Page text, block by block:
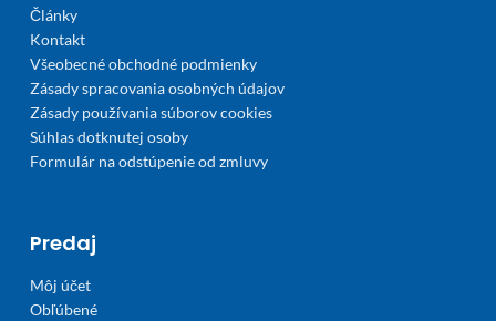
Články
Kontakt
Všeobecné obchodné podmienky
Zásady spracovania osobných údajov
Zásady používania súborov cookies
Súhlas dotknutej osoby
Formulár na odstúpenie od zmluvy
Predaj
Môj účet
Obľúbené